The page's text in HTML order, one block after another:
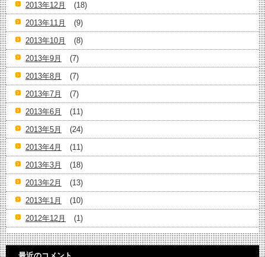
2013年12月
(18)
2013年11月
(9)
2013年10月
(8)
2013年9月
(7)
2013年8月
(7)
2013年7月
(7)
2013年6月
(11)
2013年5月
(24)
2013年4月
(11)
2013年3月
(18)
2013年2月
(13)
2013年1月
(10)
2012年12月
(1)